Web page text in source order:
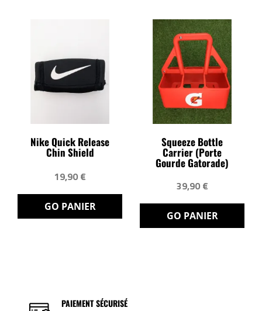
Nike Quick Release
Chin Shield
19,90 €
GO PANIER
Squeeze Bottle
Carrier (porte
Gourde Gatorade)
39,90 €
GO PANIER
PAIEMENT SÉCURISÉ